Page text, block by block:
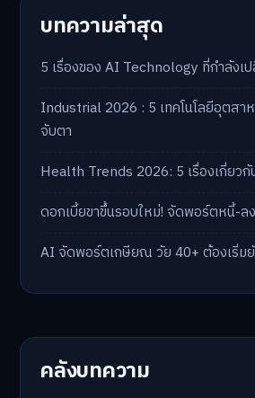
บทความล่าสุด
5 เรื่องของ AI Technology ที่กำลังเ
Industrial 2026 : 5 เทคโนโลยีอุตสา
จับตา
Health Trends 2026: 5 เรื่องเกี่ยว
ดอกเบี้ยขาขึ้นรอบใหม่! จัดพอร์ตหนี้-ล
AI จัดพอร์ตเกษียณ วัย 40+ ต้องเริ่มยั
คลังบทความ